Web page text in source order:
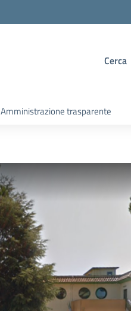
Cerca
Amministrazione trasparente